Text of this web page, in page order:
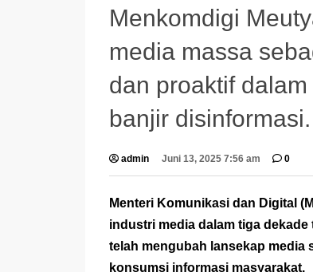
Menkomdigi
media massa
dan proaktif
banjir disinformasi.
admin Juni 13, 2025 7:56 am 0
Menteri Komunikasi dan Digital
industri media dalam tiga
telah mengubah lansekap media
konsumsi informasi masyarakat.